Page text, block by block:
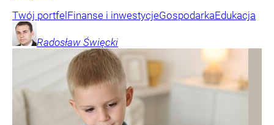
Twój portfel Finanse i inwestycjeGospodarkaEdukacja
Radosław Święcki